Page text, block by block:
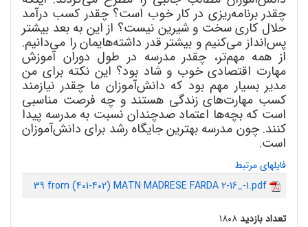
چقدربرنامهریزی در کار خوب است؟ چقدر کسب درآمد
حلال کاری سخت و شیرین نیست؟ از این به بعد بیشتر
پسانداز میکنیم و بیشتر قدر داشتههایمان را میدانیم.
از همه مهمتر، چقدر مدرسه در طول دوران آموزش
مهارت اقتصادی خوب و شاد بود؟ این نکته برای من
مدیر بسیار مهم بود که دانشآموزان ما چقدر نیازمند
کسب مهارتهای زندگی هستند و چه فرصت مناسبی
است که بچهها اعتماد صدچندان نسبت به مدرسه پیدا
کنند. چون مدرسه بهترین جایگاه رشد برای دانشآموزان
است.
فایلهای مرتبط
39 from (401-402) MATN MADRESE FARDA 2-16_-1.pdf
تعداد بازدید۱۸۰۸